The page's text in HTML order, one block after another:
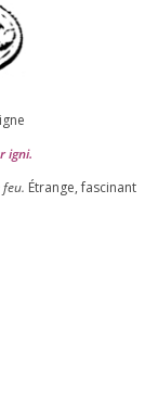
igni.
Étrange, fas­ci­nant